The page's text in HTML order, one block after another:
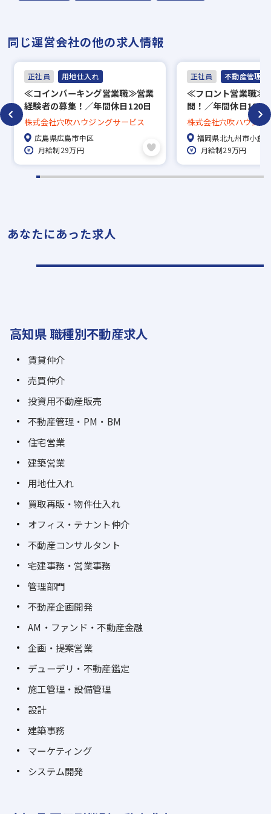
▼
内定
※入社時期は相談に応じます。
※現在、在職中の方も積極的にご応募くださ
い。応募の秘密は厳守いたします。
同じ運営会社の他の求人情報
正社員 用地仕入れ
≪コインパーキング営業職≫営業
経験者の募集！／年間休日120日
×土日祝休／フレックスタイム制
／働きやすい環境あり
株式会社穴吹ハウジングサービス
広島県広島市中区
月給制29万円
正社員 不動産管理・
≪フロント営業職≫
問！／年間休日120
休み／フレックスタ
やすい環境あり
株式会社穴吹ハウジン
福岡県北九州市小倉
月給制29万円
あなたにあった求人
高知県 職種別不動産求人
賃貸仲介
売買仲介
投資用不動産販売
不動産管理・PM・BM
住宅営業
建築営業
用地仕入れ
買取再販・物件仕入れ
オフィス・テナント仲介
不動産コンサルタント
宅建事務・営業事務
管理部門
不動産企画開発
AM・ファンド・不動産金融
企画・提案営業
デューデリ・不動産鑑定
施工管理・設備管理
設計
建築事務
マーケティング
システム開発